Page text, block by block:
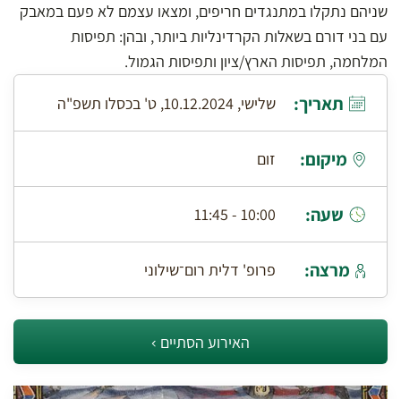
שניהם נתקלו במתנגדים חריפים, ומצאו עצמם לא פעם במאבק
עם בני דורם בשאלות הקרדינליות ביותר, ובהן: תפיסות
המלחמה, תפיסות הארץ/ציון ותפיסות הגמול.
תאריך: שלישי, 10.12.2024, ט' בכסלו תשפ"ה
מיקום: זום
שעה: 10:00 - 11:45
מרצה: פרופ' דלית רום־שילוני
האירוע הסתיים